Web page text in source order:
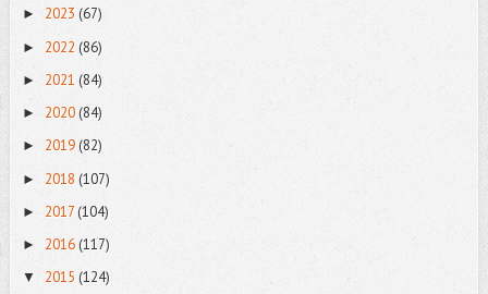
► 2023 (67)
► 2022 (86)
► 2021 (84)
► 2020(84)
► 2019(82)
► 2018 (107)
► 2017 (104)
► 2016(117)
▼ 2015 (124)